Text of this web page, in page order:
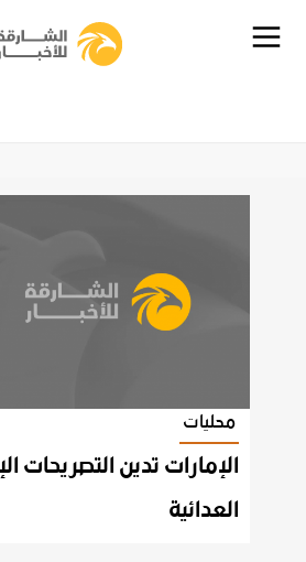
محليات
الإمارات تدين التصريحات
العدائية